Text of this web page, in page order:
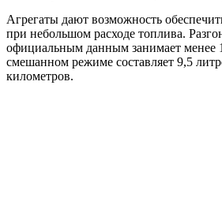
Агрегаты дают возможность
при небольшом расходе топлива.
официальным данным занимает менее
смешанном режиме составляет 9,5
километров.